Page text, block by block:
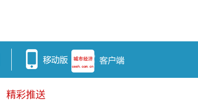
精彩推送